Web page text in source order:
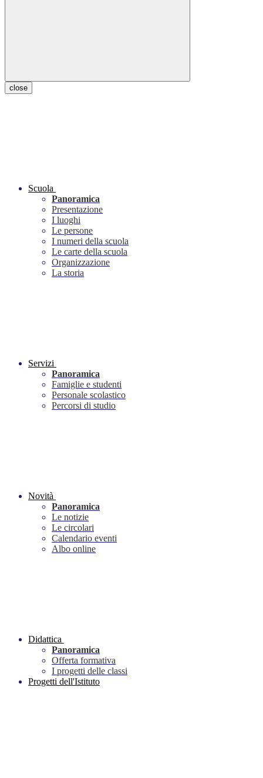
close
Scuola
Panoramica
Presentazione
I luoghi
Le persone
I numeri della scuola
Le carte della scuola
Organizzazione
La storia
Servizi
Panoramica
Famiglie e studenti
Personale scolastico
Percorsi di studio
Novità
Panoramica
Le notizie
Le circolari
Calendario eventi
Albo online
Didattica
Panoramica
Offerta formativa
I progetti delle classi
Progetti dell'Istituto